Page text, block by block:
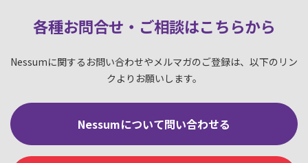
各種お問合せ・ご相談はこちらから
Nessumに関するお問い合わせやメルマガのご登録は、以下のリン
クよりお願いします。
Nessumについて問い合わせる